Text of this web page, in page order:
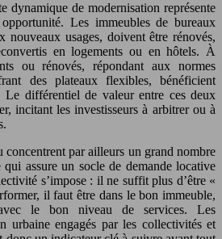
dynamique de modernisation représente
Les immeubles de bureaux
nouveaux usages, doivent être rénovés,
en logements ou en hôtels. À
ou rénovés, répondant aux normes
des plateaux flexibles, bénéficient
Le différentiel de valeur entre ces deux
incitant les investisseurs à arbitrer ou à
concentrent par ailleurs un grand nombre
qui assure un socle de demande locative
s’impose : il ne suffit plus d’être «
il faut être dans le bon immeuble,
le bon niveau de services. Les
urbaine engagés par les collectivités et